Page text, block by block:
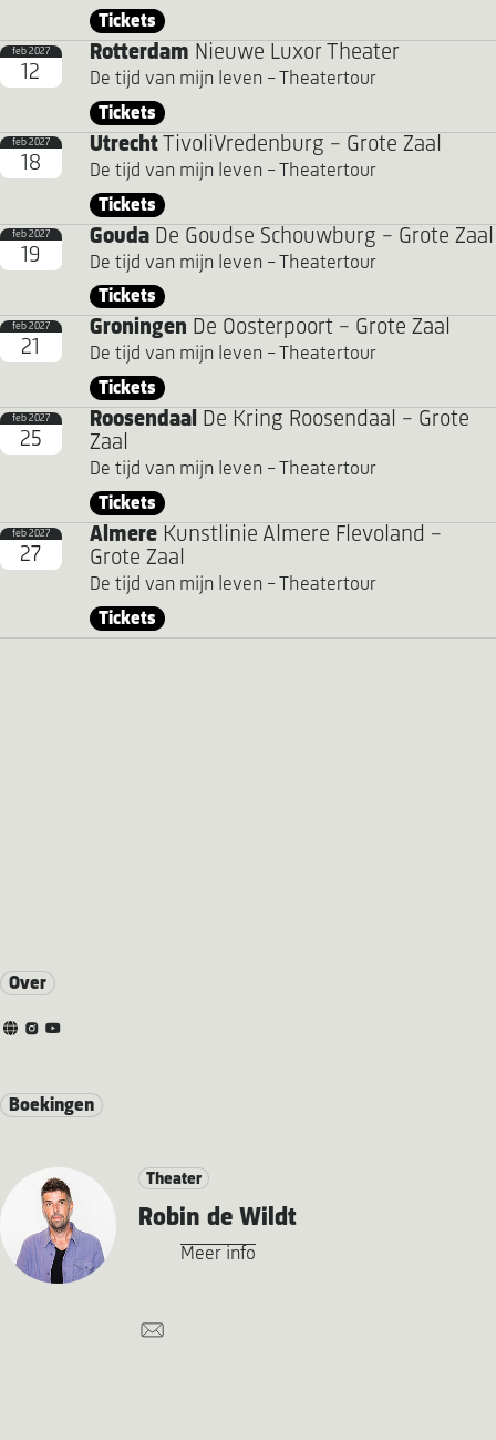
Tickets
feb 2027
12
Rotterdam Nieuwe Luxor Theater
De tijd van mijn leven - Theatertour
Tickets
feb 2027
18
UtrechtTivoliVredenburg - Grote Zaal
De tijd van mijn leven - Theatertour
Tickets
feb 2027
19
GoudaDe Goudse Schouwburg - Grote Zaal
De tijd van mijn leven - Theatertour
Tickets
feb 2027
21
Groningen De Oosterpoort - Grote Zaal
De tijd van mijn leven - Theatertour
Tickets
feb 2027
25
Roosendaal De Kring Roosendaal - Grote
Zaal
De tijd van mijn leven - Theatertour
Tickets
feb 2027
27
AlmereKunstlinie Almere Flevoland -
Grote Zaal
De tijd van mijn leven - Theatertour
Tickets
Over
Boekingen
Theater
Robin de Wildt
Meer info